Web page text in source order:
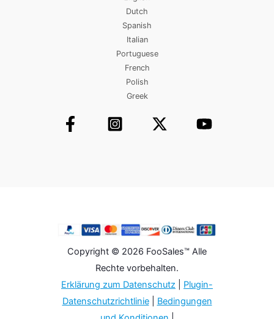
Dutch
Spanish
Italian
Portuguese
French
Polish
Greek
Copyright © 2026 FooSales™ Alle
Rechte vorbehalten.
Erklärung zum Datenschutz
Plugin-
Datenschutzrichtlinie| Bedingungen